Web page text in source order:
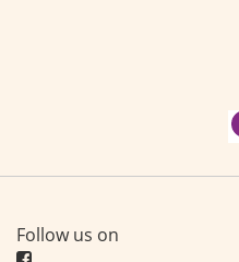
Follow us on